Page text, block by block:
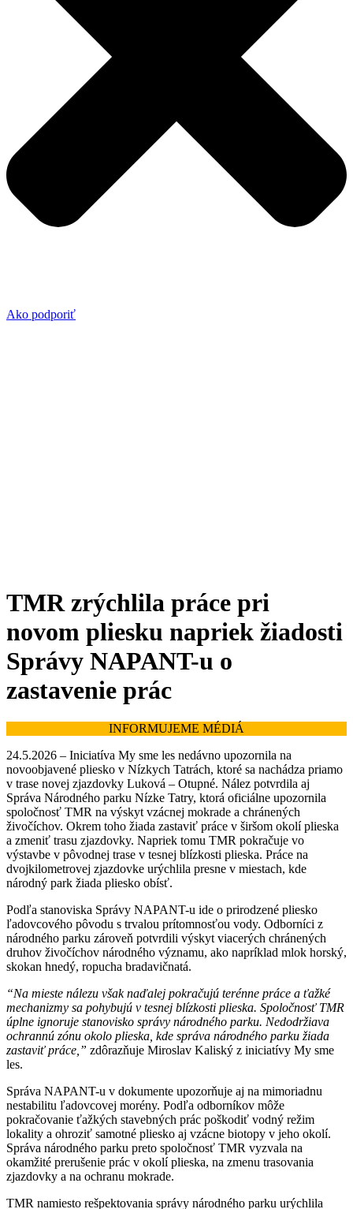
Ako podporiť
TMR zrýchlila práce pri
novom pliesku napriek žiadosti
Správy NAPANT-u o
zastavenie prác
INFORMUJEME MÉDIÁ
24.5.2026 – Iniciatíva My sme les nedávno upozornila na
novoobjavené pliesko v Nízkych Tatrách, ktoré sa nachádza priamo
v trase novej zjazdovky Luková – Otupné. Nález potvrdila aj
Správa Národného parku Nízke Tatry, ktorá oficiálne upozornila
spoločnosť TMR na výskyt vzácnej mokrade a chránených
živočíchov. Okrem toho žiada zastaviť práce v širšom okolí plieska
a zmeniť trasu zjazdovky. Napriek tomu TMR pokračuje vo
výstavbe v pôvodnej trase v tesnej blízkosti plieska. Práce na
dvojkilometrovej zjazdovke urýchlila presne v miestach, kde
národný park žiada pliesko obísť.
Podľa stanoviska Správy NAPANT-u ide o prirodzené pliesko
ľadovcového pôvodu s trvalou prítomnosťou vody. Odborníci z
národného parku zároveň potvrdili výskyt viacerých chránených
druhov živočíchov národného významu, ako napríklad mlok horský,
skokan hnedý, ropucha bradavičnatá.
“Na mieste nálezu však naďalej pokračujú terénne práce a ťažké
mechanizmy sa pohybujú v tesnej blízkosti plieska. Spoločnosť TMR
úplne ignoruje stanovisko správy národného parku. Nedodržiava
ochrannú zónu okolo plieska, kde správa národného parku žiada
zastaviť práce,” zdôrazňuje Miroslav Kaliský z iniciatívy My sme
les.
Správa NAPANT-u v dokumente upozorňuje aj na mimoriadnu
nestabilitu ľadovcovej morény. Podľa odborníkov môže
pokračovanie ťažkých stavebných prác poškodiť vodný režim
lokality a ohroziť samotné pliesko aj vzácne biotopy v jeho okolí.
Správa národného parku preto spoločnosť TMR vyzvala na
okamžité prerušenie prác v okolí plieska, na zmenu trasovania
zjazdovky a na ochranu mokrade.
TMR namiesto rešpektovania správy národného parku urýchlila